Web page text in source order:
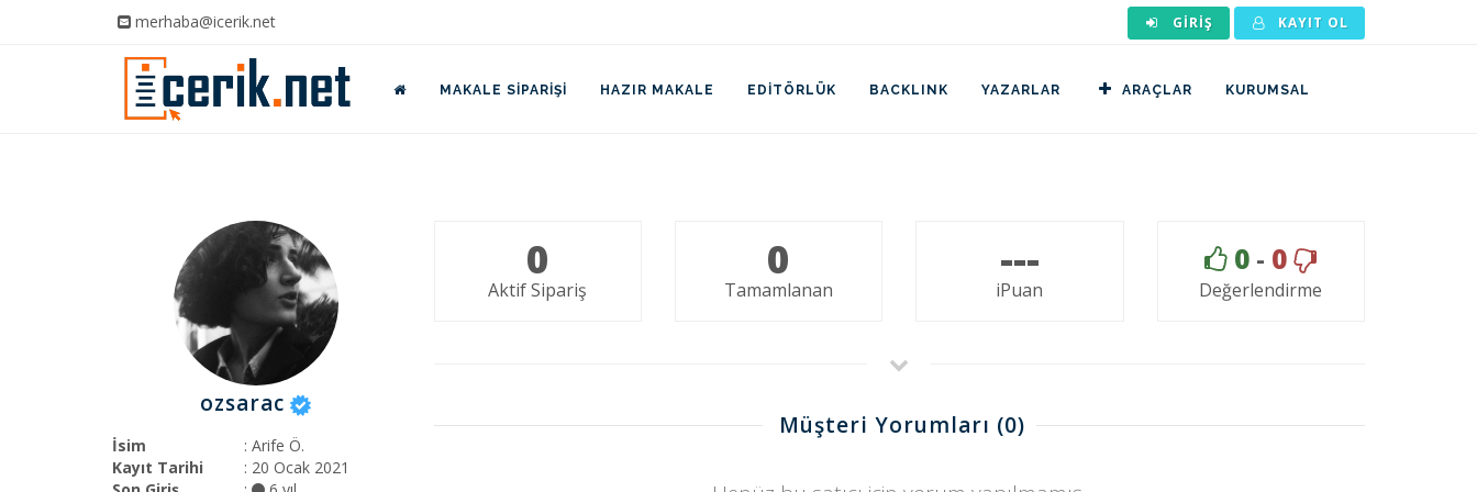
merhaba@icerik.net GIRIŞ KAYIT OL
MAKALE SIPARIŞI HAZIR MAKALE EDITÖRLÜK BACKLINK YAZARLAR ARAÇLAR KURUMSAL
ozsarac
İsim
: Arife Ö.
Kayıt Tarihi
: 20 Ocak 2021
0
Aktif Sipariş
0
Tamamlanan
---
iPuan
0 - 0
Değerlendirme
Müşteri Yorumları (0)